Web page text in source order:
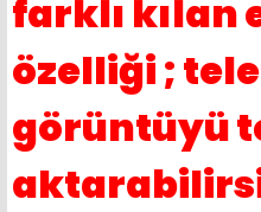
farklı kılan
özelliği ;
görüntüyü